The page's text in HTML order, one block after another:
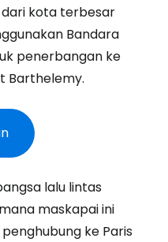
dari kota terbesar
Bandara
penerbangan ke
Barthelemy.
lalu lintas
maskapai ini
ke Paris